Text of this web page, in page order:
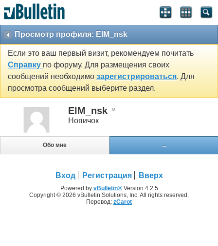
Просмотр профиля: ElM_nsk
Если это ваш первый визит, рекомендуем почитать
Справку по форуму. Для размещения своих
сообщений необходимо зарегистрироваться. Для
просмотра сообщений выберите раздел.
ElM_nsk
Новичок
Обо мне ...
Вход Регистрация Вверх
Powered by vBulletin®Version 4.2.5
Copyright © 2026 vBulletin Solutions, Inc. All rights reserved.
Перевод: zCarot